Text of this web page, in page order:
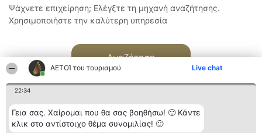
ΑΕΤΟΊ του τουρισμού Live chat
22:34
Γεια σας. Χαίρομαι που θα σας βοηθήσω! 🙂 Κάντε
κλικ στο αντίστοιχο θέμα συνομιλίας! 🙂
Ψάχνετε επιχείρηση; Ελέγξτε τη μηχανή αναζήτησης.
Χρησιμοποιήστε την καλύτερη υπηρεσία
Αναζήτηση